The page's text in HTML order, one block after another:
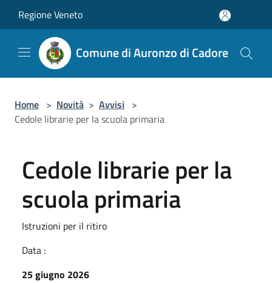
Regione Veneto
Comune di Auronzo di Cadore
Home > Novità > Avvisi >
Cedole librarie per la scuola primaria
Cedole librarie per la
scuola primaria
Istruzioni per il ritiro
Data :
25 giugno 2026